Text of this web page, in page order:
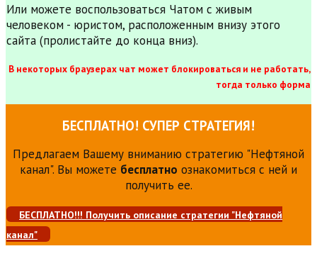
Или можете воспользоваться Чатом с живым
человеком - юристом, расположенным внизу этого
сайта (пролистайте до конца вниз).
В некоторых браузерах чат может блокироваться и не работать,
тогда только форма
БЕСПЛАТНО! СУПЕР СТРАТЕГИЯ!
Предлагаем Вашему вниманию стратегию "Нефтяной
канал". Вы можете бесплатно ознакомиться с ней и
получить ее.
БЕСПЛАТНО!!! Получить описание стратегии "Нефтяной
канал"